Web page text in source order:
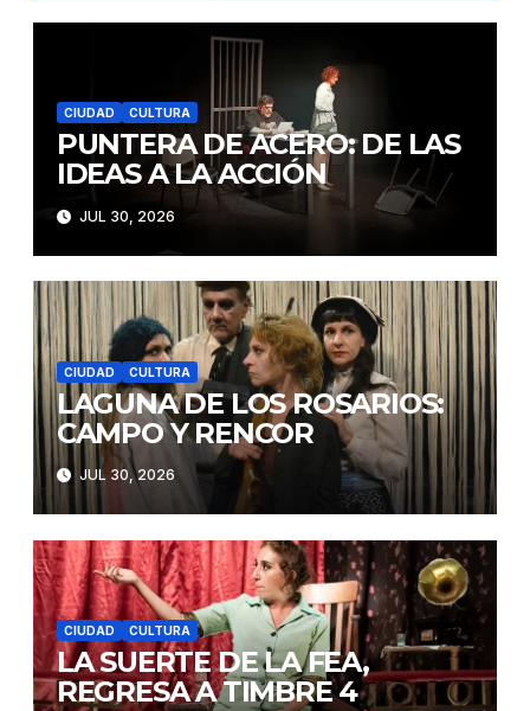
CIUDAD CULTURA
PUNTERA DE ACERO: DE LAS
IDEAS A LA ACCIÓN
JUL 30, 2026
CIUDAD CULTURA
LAGUNA DE LOS ROSARIOS:
CAMPO Y RENCOR
JUL 30, 2026
CIUDAD CULTURA
LA SUERTE DE LA FEA,
REGRESA A TIMBRE 4